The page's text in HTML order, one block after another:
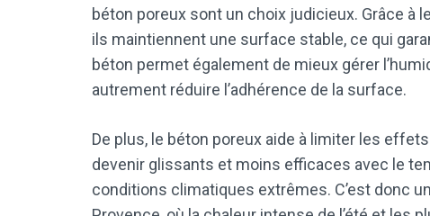
béton poreux sont un choix judicieux. Grâce à
ils maintiennent une surface stable, ce qui
béton permet également de mieux gérer
autrement réduire l’adhérence de la surface.
De plus, le béton poreux aide à limiter les
devenir glissants et moins efficaces avec le
conditions climatiques extrêmes. C’est donc